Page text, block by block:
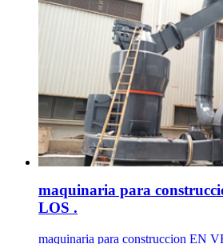
maquinaria para
LOS .
maquinaria para construccion EN